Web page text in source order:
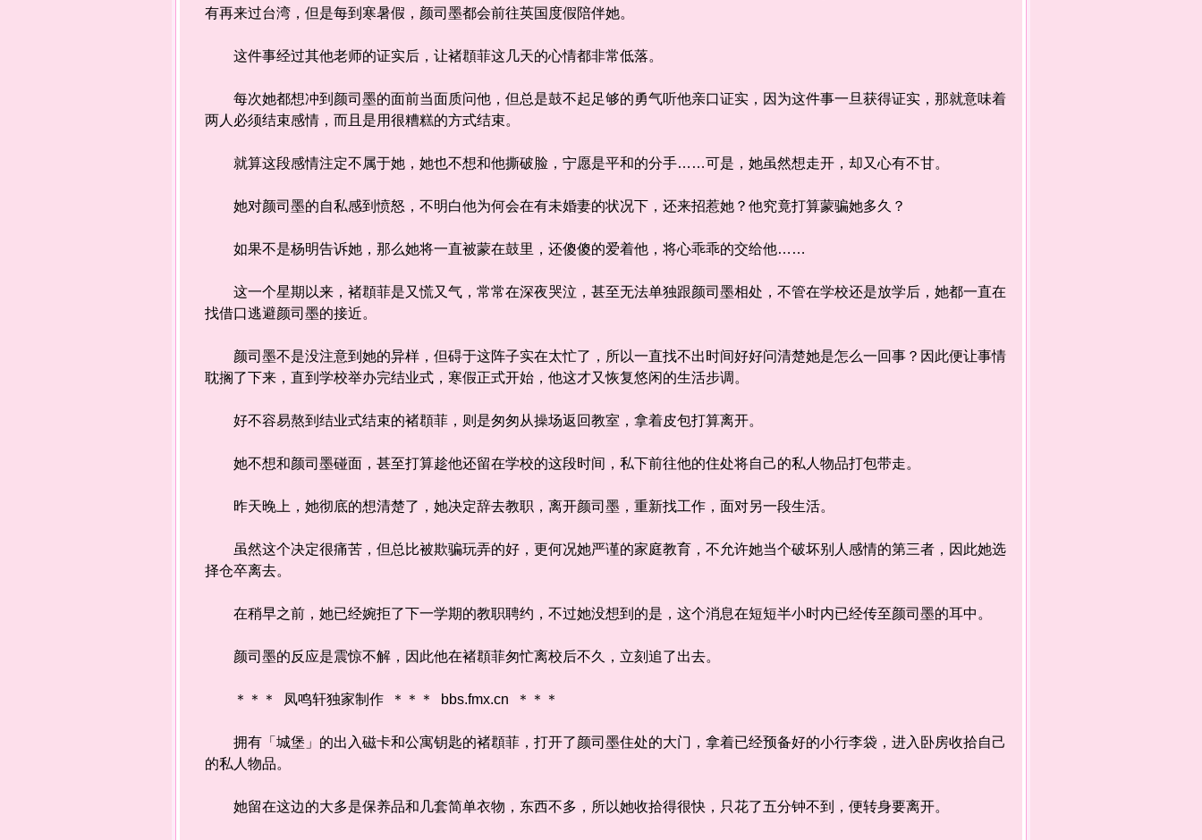
有再来过台湾，但是每到寒暑假，颜司墨都会前往英国度假陪伴她。
这件事经过其他老师的证实后，让褚頵菲这几天的心情都非常低落。
每次她都想冲到颜司墨的面前当面质问他，但总是鼓不起足够的勇气听他亲口证实，因为这件事一旦获得证实，那就意味着
两人必须结束感情，而且是用很糟糕的方式结束。
就算这段感情注定不属于她，她也不想和他撕破脸，宁愿是平和的分手……可是，她虽然想走开，却又心有不甘。
她对颜司墨的自私感到愤怒，不明白他为何会在有未婚妻的状况下，还来招惹她？他究竟打算蒙骗她多久？
如果不是杨明告诉她，那么她将一直被蒙在鼓里，还傻傻的爱着他，将心乖乖的交给他……
这一个星期以来，褚頵菲是又慌又气，常常在深夜哭泣，甚至无法单独跟颜司墨相处，不管在学校还是放学后，她都一直在
找借口逃避颜司墨的接近。
颜司墨不是没注意到她的异样，但碍于这阵子实在太忙了，所以一直找不出时间好好问清楚她是怎么一回事？因此便让事情
耽搁了下来，直到学校举办完结业式，寒假正式开始，他这才又恢复悠闲的生活步调。
好不容易熬到结业式结束的褚頵菲，则是匆匆从操场返回教室，拿着皮包打算离开。
她不想和颜司墨碰面，甚至打算趁他还留在学校的这段时间，私下前往他的住处将自己的私人物品打包带走。
昨天晚上，她彻底的想清楚了，她决定辞去教职，离开颜司墨，重新找工作，面对另一段生活。
虽然这个决定很痛苦，但总比被欺骗玩弄的好，更何况她严谨的家庭教育，不允许她当个破坏别人感情的第三者，因此她选
择仓卒离去。
在稍早之前，她已经婉拒了下一学期的教职聘约，不过她没想到的是，这个消息在短短半小时内已经传至颜司墨的耳中。
颜司墨的反应是震惊不解，因此他在褚頵菲匆忙离校后不久，立刻追了出去。
＊＊＊ 凤鸣轩独家制作 ＊＊＊ bbs.fmx.cn ＊＊＊
拥有「城堡」的出入磁卡和公寓钥匙的褚頵菲，打开了颜司墨住处的大门，拿着已经预备好的小行李袋，进入卧房收拾自己
的私人物品。
她留在这边的大多是保养品和几套简单衣物，东西不多，所以她收拾得很快，只花了五分钟不到，便转身要离开。